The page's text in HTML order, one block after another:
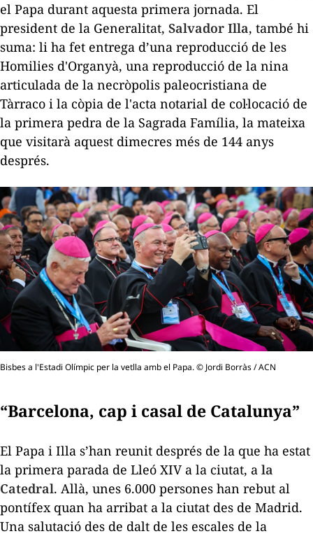
el Papa durant aquesta primera jornada. El
president de la Generalitat, Salvador Illa, també hi
suma: li ha fet entrega d’una reproducció de les
Homilies d'Organyà, una reproducció de la nina
articulada de la necròpolis paleocristiana de
Tàrraco i la còpia de l'acta notarial de col·locació de
la primera pedra de la Sagrada Família, la mateixa
que visitarà aquest dimecres més de 144 anys
després.
Bisbes a l'Estadi Olímpic per la vetlla amb el Papa. © Jordi Borràs / ACN
“Barcelona, cap i casal de Catalunya”
El Papa i Illa s’han reunit després de la que ha estat
la primera parada de Lleó XIV a la ciutat, a la
Catedral. Allà, unes 6.000 persones han rebut al
pontífex quan ha arribat a la ciutat des de Madrid.
Una salutació des de dalt de les escales de la